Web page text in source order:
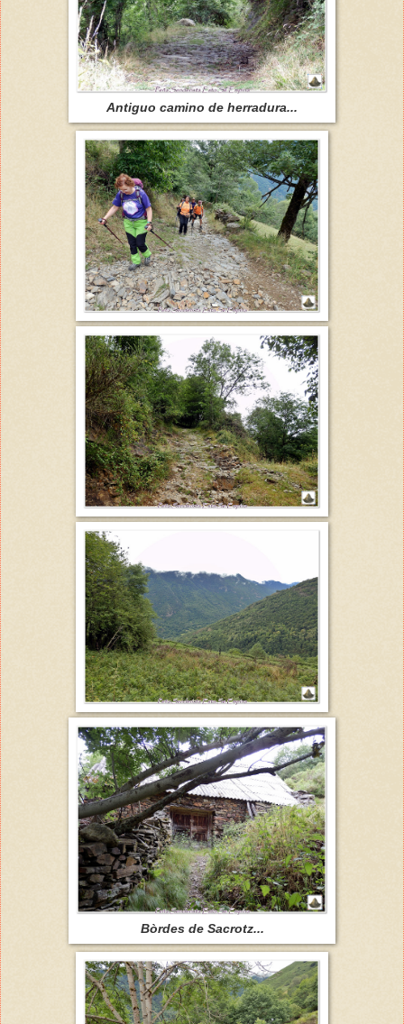
Antiguo camino de herradura...
Bòrdes de Sacrotz...